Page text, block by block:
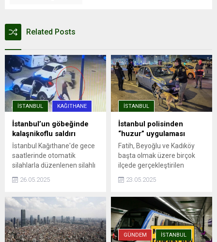
Related Posts
İSTANBUL KAĞITHANE
İstanbul’un göbeğinde
kalaşnikoflu saldırı
İstanbul Kağıthane'de gece
saatlerinde otomatik
silahlarla düzenlenen silahlı
saldırıda, aracına ateş açılan
Ümit Engin şans eseri yara
güvenlik kamerasına
yansıdı.
26.05.2025
İSTANBUL
İstanbul polisinden
“huzur” uygulaması
Fatih, Beyoğlu ve Kadıköy
başta olmak üzere birçok
ilçede gerçekleştirilen
denetimlere, ilçe emniyet
müdürlükleri, Asayiş, Özel
Denetleme şube
müdürlüklerinden ekipler
katıldı. Uygulama
noktalarında durdurulan
23.05.2025
GÜNDEM İSTANBUL